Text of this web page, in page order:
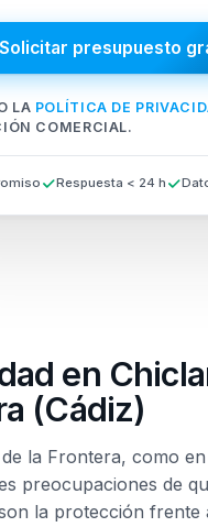
Solicitar presupuesto
LA POLÍTICA DE
COMERCIAL.
Respuesta < 24 h
en
(Cádiz)
la Frontera, como
preocupaciones de
la protección frente